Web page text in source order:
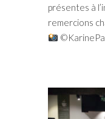
présentes à
remercions